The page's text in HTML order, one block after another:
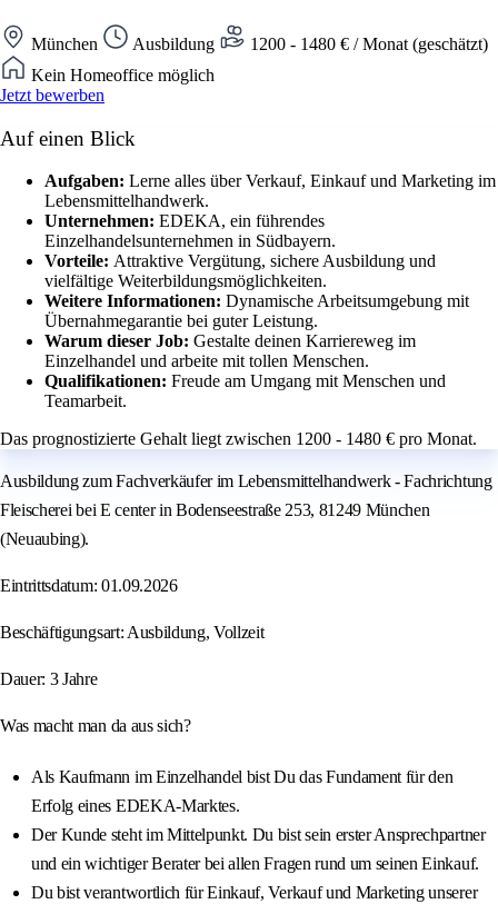
München Ausbildung
1200 - 1480 € / Monat (geschätzt)
Kein Homeoffice möglich
Jetzt bewerben
Auf einen Blick
Aufgaben: Lerne alles über Verkauf, Einkauf und Marketing im
Lebensmittelhandwerk.
Unternehmen: EDEKA, ein führendes
Einzelhandelsunternehmen in Südbayern.
Vorteile: Attraktive Vergütung, sichere Ausbildung und
vielfältige Weiterbildungsmöglichkeiten.
Weitere Informationen: Dynamische Arbeitsumgebung mit
Übernahmegarantie bei guter Leistung.
Warum dieser Job: Gestalte deinen Karriereweg im
Einzelhandel und arbeite mit tollen Menschen.
Qualifikationen: Freude am Umgang mit Menschen und
Teamarbeit.
Das prognostizierte Gehalt liegt zwischen 1200 - 1480 € pro Monat.
Ausbildung zum Fachverkäufer im Lebensmittelhandwerk - Fachrichtung
Fleischerei bei E center in Bodenseestraße 253, 81249 München
(Neuaubing).
Eintrittsdatum: 01.09.2026
Beschäftigungsart: Ausbildung, Vollzeit
Dauer: 3 Jahre
Was macht man da aus sich?
Als Kaufmann im Einzelhandel bist Du das Fundament für den
Erfolg eines EDEKA-Marktes.
Der Kunde steht im Mittelpunkt. Du bist sein erster Ansprechpartner
und ein wichtiger Berater bei allen Fragen rund um seinen Einkauf.
Du bist verantwortlich für Einkauf, Verkauf und Marketing unserer